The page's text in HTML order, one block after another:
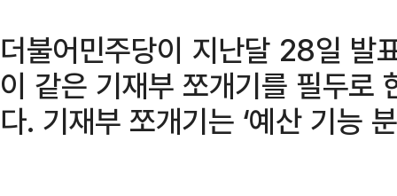
더불어민주당이 지난달 28일 발
이 같은 기재부 쪼개기를 필두로
다. 기재부 쪼개기는 ‘예산 기능